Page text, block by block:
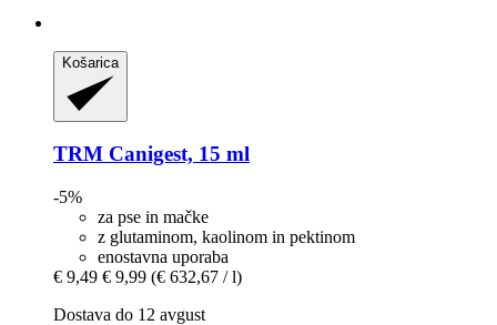
Košarica
TRM Canigest, 15 ml
-5%
za pse in mačke
z glutaminom, kaolinom in pektinom
enostavna uporaba
€ 9,49 € 9,99 (€ 632,67 / l)
Dostava do 12 avgust